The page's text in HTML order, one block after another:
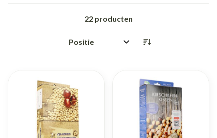
22 producten
Sorteer op: